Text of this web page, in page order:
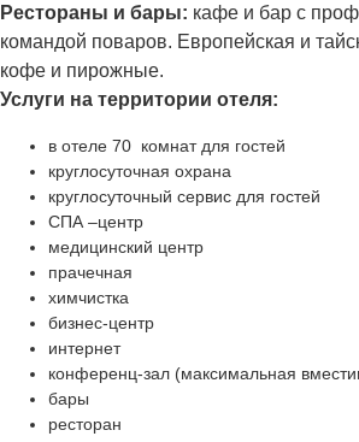
Рестораны и бары: кафе и бар с
командой поваров. Европейская и
кофе и пирожные.
Услуги на территории отеля:
в отеле 70 комнат для гостей
круглосуточная охрана
круглосуточный сервис для гостей
СПА –центр
медицинский центр
прачечная
химчистка
бизнес-центр
интернет
конференц-зал (максимальная
бары
ресторан